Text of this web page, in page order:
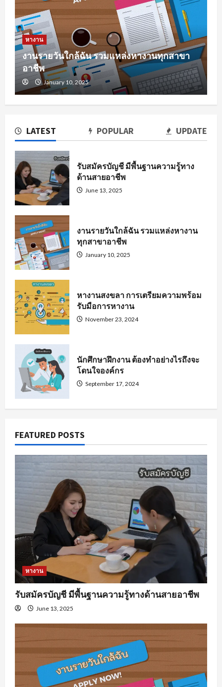
LATEST POPULAR UPDATE
รับสมัครบัญชี มีพื้นฐานความรู้ทาง
ด้านสายอาชีพ
June 13, 2025
งานรายวันใกล้ฉัน รวมแหล่งหางาน
ทุกสาขาอาชีพ
January 10, 2025
หางานสงขลา การเตรียมความพร้อม
รับมือการหางาน
November 23, 2024
นักศึกษาฝึกงาน ต้องทำอย่างไรถึงจะ
โดนใจองค์กร
September 17, 2024
หางาน
งานรายวันใกล้ฉัน รวมแหล่งหางานทุกสาขา
อาชีพ
January 10, 2025
FEATURED POSTS
หางาน
รับสมัครบัญชี มีพื้นฐานความรู้ทางด้านสายอาชีพ
June 13, 2025